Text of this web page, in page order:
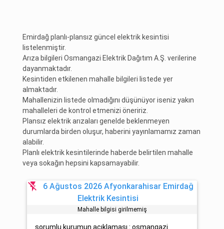
Emirdağ planlı-plansız güncel elektrik kesintisi
listelenmiştir.
Arıza bilgileri Osmangazi Elektrik Dağıtım A.Ş. verilerine
dayanmaktadır.
Kesintiden etkilenen mahalle bilgileri listede yer
almaktadır.
Mahallenizin listede olmadığını düşünüyor iseniz yakın
mahalleleri de kontrol etmenizi öneririz.
Plansız elektrik arızaları genelde beklenmeyen
durumlarda birden oluşur, haberini yayınlamamız zaman
alabilir.
Planlı elektrik kesintilerinde haberde belirtilen mahalle
veya sokağın hepsini kapsamayabilir.
flash_off
6 Ağustos 2026 Afyonkarahisar Emirdağ
Elektrik Kesintisi
Mahalle bilgisi girilmemiş
sorumlu kurumun açıklaması : osmangazi